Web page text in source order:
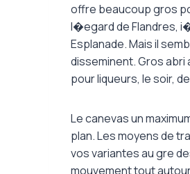
offre beaucoup gros
l�egard de Flandres,
Esplanade. Mais il
disseminent. Gros
pour liqueurs, le soir,
Le canevas un
plan. Les moyens de
vos variantes au gre
mouvement tout